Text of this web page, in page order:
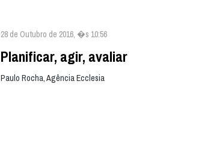
28 de Outubro de 2016, �s 10:56
Planificar, agir, avaliar
Paulo Rocha, Agência Ecclesia